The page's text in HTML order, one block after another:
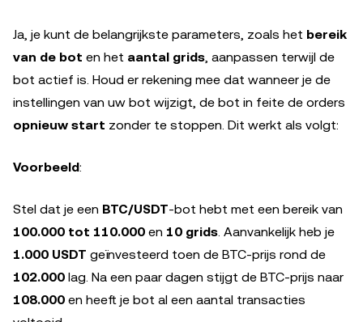
Ja, je kunt de belangrijkste parameters, zoals het bereik
van de bot en het aantal grids, aanpassen terwijl de
bot actief is. Houd er rekening mee dat wanneer je de
instellingen van uw bot wijzigt, de bot in feite de orders
opnieuw start zonder te stoppen. Dit werkt als volgt:
Voorbeeld:
Stel dat je een BTC/USDT-bot hebt met een bereik van
100.000 tot 110.000 en 10 grids. Aanvankelijk heb je
1.000 USDT geïnvesteerd toen de BTC-prijs rond de
102.000 lag. Na een paar dagen stijgt de BTC-prijs naar
108.000 en heeft je bot al een aantal transacties